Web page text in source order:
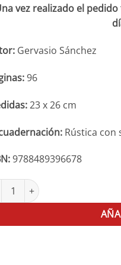
vez realizado el
Gervasio Sánchez
96
23 x 26 cm
Rústica con
9788489396678
de la muerte cantidad